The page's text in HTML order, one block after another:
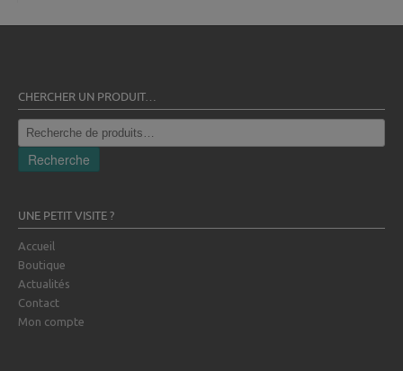
CHERCHER UN PRODUIT…
Recherche
pour :
Recherche
UNE PETIT VISITE ?
Accueil
Boutique
Actualités
Contact
Mon compte